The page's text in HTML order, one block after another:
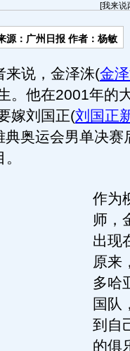
[我来说
源：广州日报 作者：杨敏
说，金泽洙(金
。他在2001年的
嫁刘国正(刘国正
典奥运会男单决赛
作为
师，
出现
原来
多哈
国队
到自
的俱